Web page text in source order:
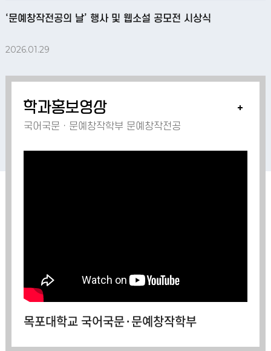
‘문예창작전공의 날’ 행사 및 웹소설 공모전 시상식
2026.01.29
학과홍보영상
국어국문ㆍ문예창작학부 문예창작전공
목포대학교 국어국문·문예창작학부